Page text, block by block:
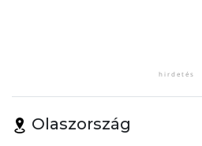
Olaszország